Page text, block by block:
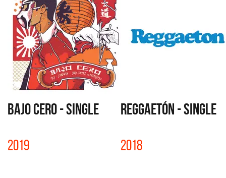
BAJO CERO - SINGLE
2019
REGGAETÓN - SINGLE
2018